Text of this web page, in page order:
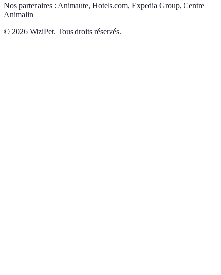
Nos partenaires : Animaute, Hotels.com, Expedia Group, Centre
Animalin
© 2026 WiziPet. Tous droits réservés.